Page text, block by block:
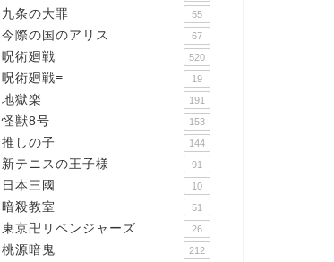
九条の大罪 55
今際の国のアリス 67
呪術廻戦 520
呪術廻戦≡ 19
地獄楽 191
怪獣8号 153
推しの子 144
新テニスの王子様 91
日本三國 10
暗殺教室 51
東京卍リベンジャーズ 26
桃源暗鬼 212